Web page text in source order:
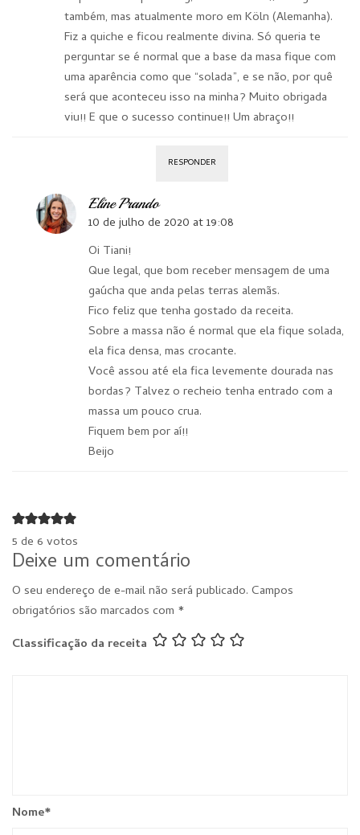
também, mas atualmente moro em Köln (Alemanha).
Fiz a quiche e ficou realmente divina. Só queria te
perguntar se é normal que a base da masa fique com
uma aparência como que “solada”, e se não, por quê
será que aconteceu isso na minha? Muito obrigada
viu!! E que o sucesso continue!! Um abraço!!
RESPONDER
Eline Prando
10 de julho de 2020 at 19:08
Oi Tiani!
Que legal, que bom receber mensagem de uma
gaúcha que anda pelas terras alemãs.
Fico feliz que tenha gostado da receita.
Sobre a massa não é normal que ela fique solada,
ela fica densa, mas crocante.
Você assou até ela fica levemente dourada nas
bordas? Talvez o recheio tenha entrado com a
massa um pouco crua.
Fiquem bem por aí!!
Beijo
5 de 6 votos
Deixe um comentário
O seu endereço de e-mail não será publicado. Campos
obrigatórios são marcados com *
Classificação da receita
Nome*